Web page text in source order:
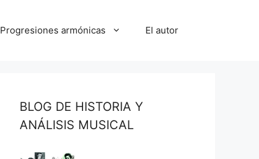
Progresiones armónicas El autor
BLOG DE HISTORIA Y
ANÁLISIS MUSICAL